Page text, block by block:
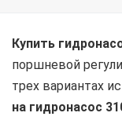
Купить
поршневой
трех вариантах
на гидронасос